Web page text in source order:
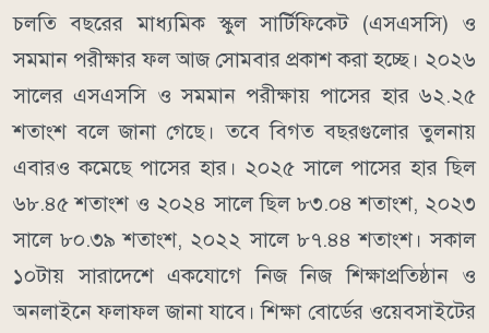
চলতি বছরের মাধ্যমিক স্কুল সার্টিফিকেট (এসএসসি) ও
সমমান পরীক্ষার ফল আজ সোমবার প্রকাশ করা হচ্ছে। ২০২৬
সালের এসএসসি ও সমমান পরীক্ষায় পাসের হার ৬২.২৫
শতাংশ বলে জানা গেছে। তবে বিগত বছরগুলোর তুলনায়
এবারও কমেছে পাসের হার। ২০২৫ সালে পাসের হার ছিল
৬৮.৪৫ শতাংশ ও ২০২৪ সালে ছিল ৮৩.০৪ শতাংশ, ২০২৩
সালে ৮০.৩৯ শতাংশ, ২০২২ সালে ৮৭.৪৪ শতাংশ। সকাল
১০টায় সারাদেশে একযোগে নিজ নিজ শিক্ষাপ্রতিষ্ঠান ও
অনলাইনে ফলাফল জানা যাবে। শিক্ষা বোর্ডের ওয়েবসাইটের